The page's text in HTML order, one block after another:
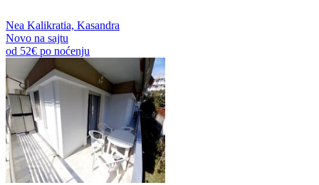
Nea Kalikratia, Kasandra
Novo na sajtu
od 52€ po noćenju